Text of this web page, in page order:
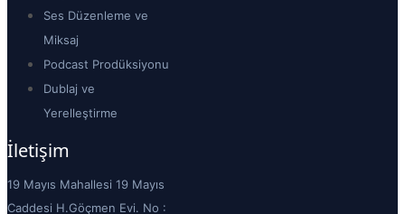
Ses Düzenleme ve
Miksaj
Podcast Prodüksiyonu
Dublaj ve
Yerelleştirme
İletişim
19 Mayıs Mahallesi 19 Mayıs
Caddesi H.Göçmen Evi. No :